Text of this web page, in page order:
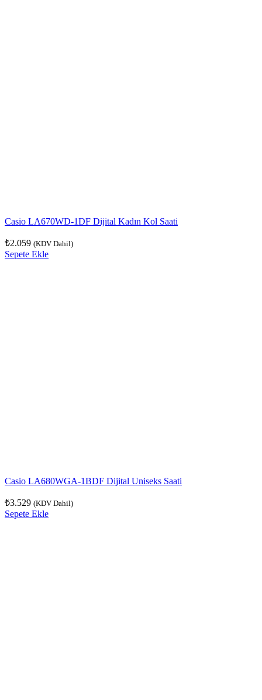
Casio LA670WD-1DF Dijital Kadın Kol Saati
₺2.059 (KDV Dahil)
Sepete Ekle
Casio LA680WGA-1BDF Dijital Uniseks Saati
₺3.529 (KDV Dahil)
Sepete Ekle